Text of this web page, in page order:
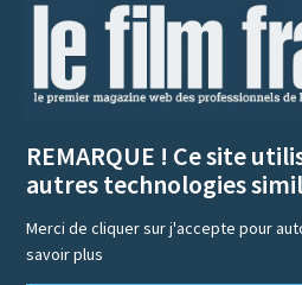
REMARQUE ! Ce site
autres technologies
Merci de cliquer sur j'accepte pour
savoir plus